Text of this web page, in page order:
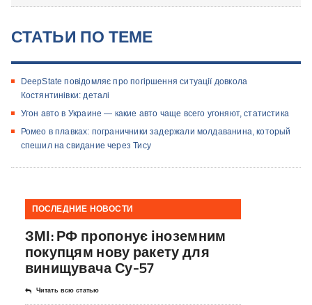
СТАТЬИ ПО ТЕМЕ
DeepState повідомляє про погіршення ситуації довкола
Костянтинівки: деталі
Угон авто в Украине — какие авто чаще всего угоняют, статистика
Ромео в плавках: пограничники задержали молдаванина, который
спешил на свидание через Тису
ПОСЛЕДНИЕ НОВОСТИ
ЗМІ: РФ пропонує іноземним
покупцям нову ракету для
винищувача Су-57
Читать всю статью